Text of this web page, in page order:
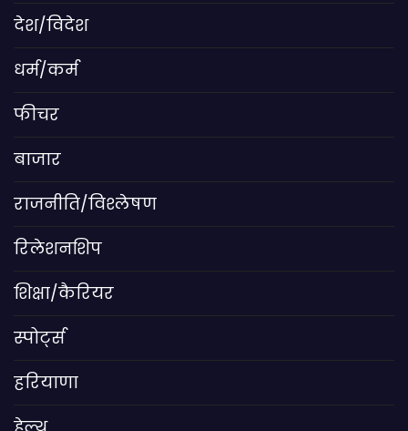
देश/विदेश
धर्म/कर्म
फीचर
बाजार
राजनीति/विश्लेषण
रिलेशनशिप
शिक्षा/कैरियर
स्पोर्ट्स
हरियाणा